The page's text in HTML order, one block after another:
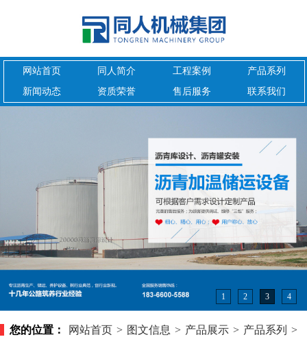
网站首页 同人简介 工程案例
产品系列
新闻动态
资质荣誉 售后服务 联系我们
1 2 3 4
您的位置： 网站首页 > 图文信息 > 产品展示 > 产品系列 >